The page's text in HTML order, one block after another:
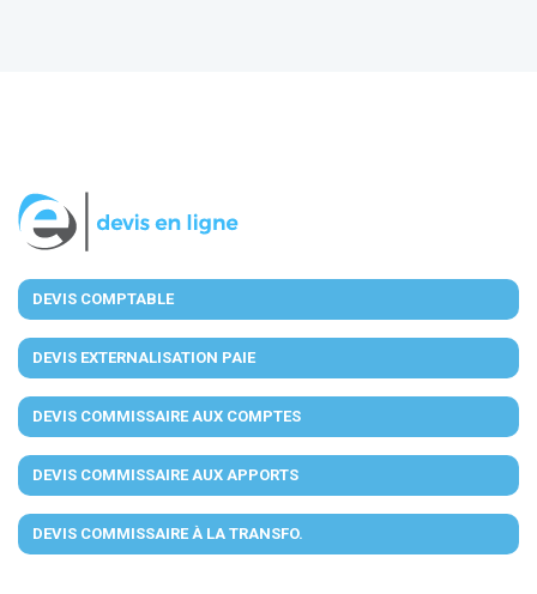
DEVIS COMPTABLE
DEVIS EXTERNALISATION PAIE
DEVIS COMMISSAIRE AUX COMPTES
DEVIS COMMISSAIRE AUX APPORTS
DEVIS COMMISSAIRE À LA TRANSFO.